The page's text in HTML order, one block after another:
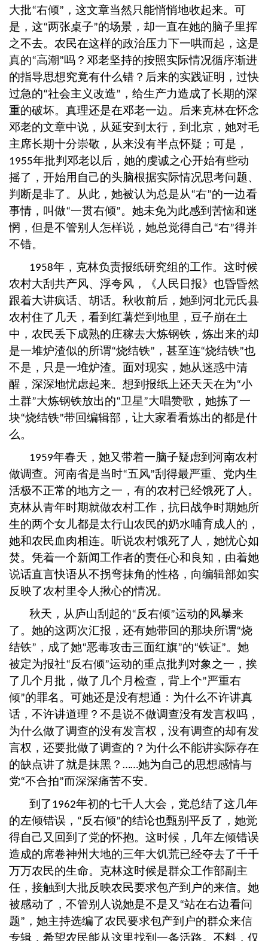
大批“右倾” ，这文章当然只能悄悄地收起来。可
是，这“两张桌子”的场景，却一直在她的脑子里挥
之不去。农民在这样的政治压力下一哄而起，这是
真的“高潮”吗？邓老坚持的按照实际情况循序渐进
的指导思想究竟有什么错？后来的实践证明，过快
过急的“社会主义改造” ，给生产力造成了长期的深
重的破坏。真理还是在邓老一边。后来克林在怀念
邓老的文章中说，从延安到太行，到北京，她对毛
主席长期十分崇敬，从来没有半点怀疑；可是，
1955年批判邓老以后，她的虔诚之心开始有些动
摇了，开始用自己的头脑根据实际情况思考问题、
判断是非了。从此，她被认为总是从“右”的一边看
事情，叫做“一贯右倾”。她未免为此感到苦恼和迷
惘，但是不管别人怎样说，她总觉得自己“右”得并
不错。
1958年，克林负责报纸研究组的工作。这时候
农村大刮共产风、浮夸风，《人民日报》也昏昏然
跟着大讲疯话、胡话。秋收前后，她到河北元氏县
农村住了几天，看到红薯烂到地里，豆子崩在土
中，农民丢下成熟的庄稼去大炼钢铁，炼出来的却
是一堆炉渣似的所谓“烧结铁” ，甚至连“烧结铁”也
不是，只是一堆炉渣。面对现实，她从迷惑中清
醒，深深地忧虑起来。想到报纸上还天天在为“小
土群”大炼钢铁放出的“卫星”大唱赞歌，她拣了一
块“烧结铁”带回编辑部，让大家看看炼出的都是什
么。
1959年春天，她又带着一脑子疑虑到河南农村
做调查。河南省是当时“五风”刮得最严重、党内生
活极不正常的地方之一，有的农村已经饿死了人。
克林从青年时期就做农村工作，抗日战争时期她所
生的两个女儿都是太行山农民的奶水哺育成人的，
她和农民血肉相连。听说农村饿死了人，她忧心如
焚。凭着一个新闻工作者的责任心和良知，由着她
说话直言快语从不拐弯抹角的性格，向编辑部如实
反映了农村里令人揪心的情况。
秋天，从庐山刮起的“反右倾”运动的风暴来
了。她的这两次汇报，还有她带回的那块所谓“烧
结铁” ，成了她“恶毒攻击三面红旗”的“铁证”。她
被定为报社“反右倾”运动的重点批判对象之一，挨
了几个月批，做了几个月检查，背上个”严重右
倾”的罪名。可她还是没有想通：为什么不许讲真
话，不许讲道理？不是说不做调查没有发言权吗，
为什么做了调查的没有发言权，没有调查的却有发
言权，还要批做了调查的？为什么不能讲实际存在
的缺点讲了就是抹黑？ ……她为自己的思想感情与
党“不合拍”而深深痛苦不安。
到了 1962年初的七千人大会，党总结了这几年
的左倾错误， “反右倾”的结论也甄别平反了，她觉
得自己又回到了党的怀抱。这时候，几年左倾错误
造成的席卷神州大地的三年大饥荒已经夺去了千千
万万农民的生命。克林这时候是群众工作部副主
任，接触到大批反映农民要求包产到户的来信。她
被感动了，不管别人说她是不是又 “站在右边看问
题” ，她主持选编了农民要求包产到户的群众来信
专辑，希望农民能从这里找到一条活路。不料，仅